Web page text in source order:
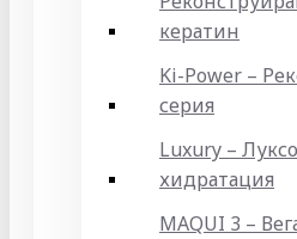
кератин
Ki-Power –
серия
Luxury –
хидратация
MAQUI 3 –